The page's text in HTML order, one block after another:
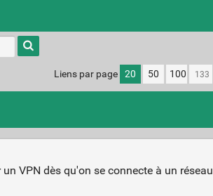
Type 1 or
more
characters
results.
Liens par page 20 50 100
VPN dès qu'on se connecte à un réseau